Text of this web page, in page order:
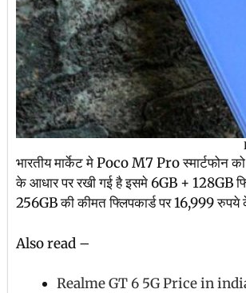
भारतीय मार्केट मे Poco M7 Pro स्मार्टफोन
के आधार पर रखी गई है इसमे 6GB + 128GB
256GB की कीमत फ्लिपकार्ड पर 16,999 रुपये
Also read –
Realme GT 6 5G Price in